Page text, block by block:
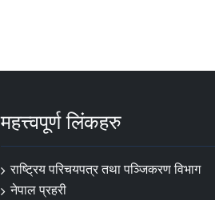
महत्त्वपूर्ण लिंकहरु
राष्ट्रिय परिचयपत्र तथा पञ्‍जिकरण विभाग
नेपाल प्रहरी